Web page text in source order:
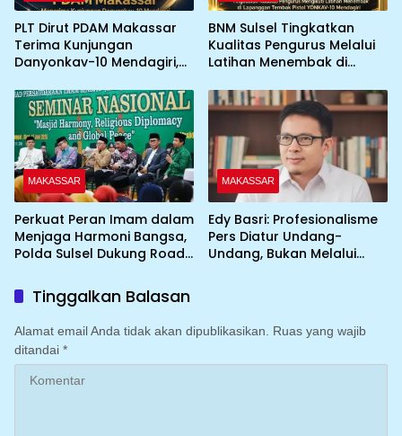
PLT Dirut PDAM Makassar
Terima Kunjungan
Danyonkav-10 Mendagiri,
Layanan Air Bersih Asrama
BNM Sulsel Tingkatkan
Kualitas Pengurus Melalui
Latihan Menembak di
YONKAV-10 Mendagiri
MAKASSAR
Perkuat Peran Imam dalam
Menjaga Harmoni Bangsa,
Polda Sulsel Dukung Road
MAKASSAR
Edy Basri: Profesionalisme
Pers Diatur Undang-
Undang, Bukan Melalui
Tinggalkan Balasan
Alamat email Anda tidak akan dipublikasikan. Ruas yang wajib
ditandai *